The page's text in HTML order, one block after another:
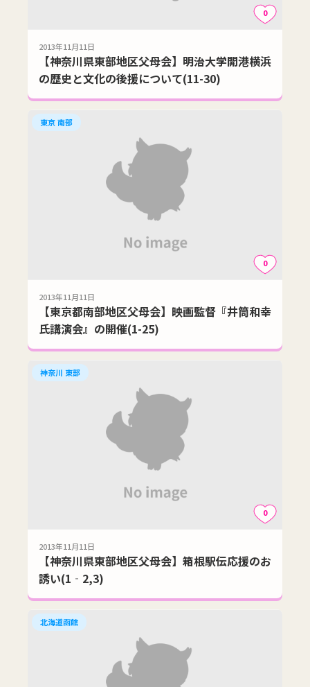
0
2013年11月11日
【神奈川県東部地区父母会】明治大学開港横浜
の歴史と文化の後援について(11-30)
東京 南部
0
2013年11月11日
【東京都南部地区父母会】映画監督『井筒和幸
氏講演会』の開催(1-25)
神奈川 東部
0
2013年11月11日
【神奈川県東部地区父母会】箱根駅伝応援のお
誘い(1‐2,3)
北海道函館